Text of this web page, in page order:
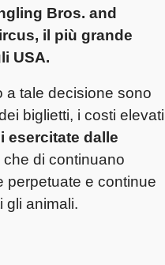
Bros. and
il più grande
USA.
a tale decisione sono
biglietti, i costi elevati
esercitate dalle
che di continuano
perpetuate e continue
gli animali.